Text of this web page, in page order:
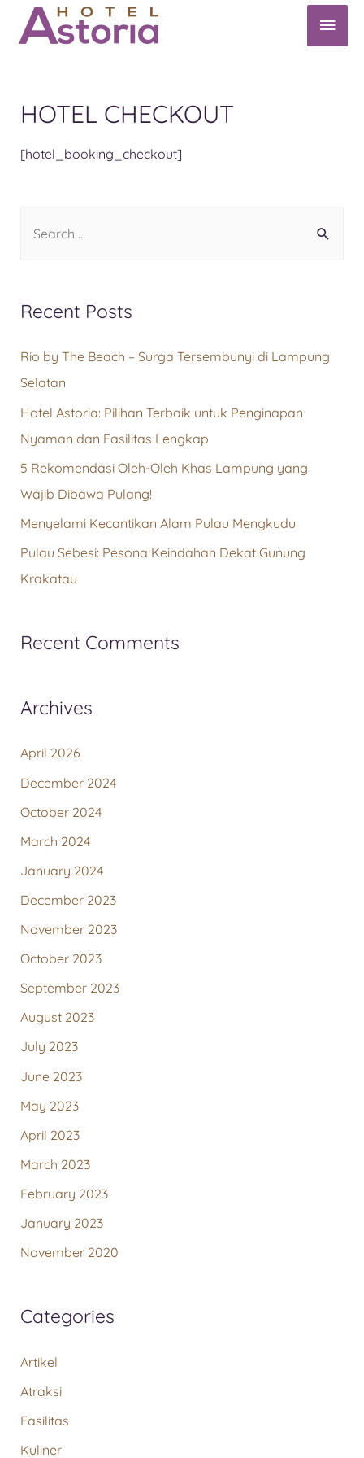
HOTEL CHECKOUT
[hotel_booking_checkout]
Recent Posts
Rio by The Beach – Surga Tersembunyi di Lampung
Selatan
Hotel Astoria: Pilihan Terbaik untuk Penginapan
Nyaman dan Fasilitas Lengkap
5 Rekomendasi Oleh-Oleh Khas Lampung yang
Wajib Dibawa Pulang!
Menyelami Kecantikan Alam Pulau Mengkudu
Pulau Sebesi: Pesona Keindahan Dekat Gunung
Krakatau
Recent Comments
Archives
April 2026
December 2024
October 2024
March 2024
January 2024
December 2023
November 2023
October 2023
September 2023
August 2023
July 2023
June 2023
May 2023
April 2023
March 2023
February 2023
January 2023
November 2020
Categories
Artikel
Atraksi
Fasilitas
Kuliner